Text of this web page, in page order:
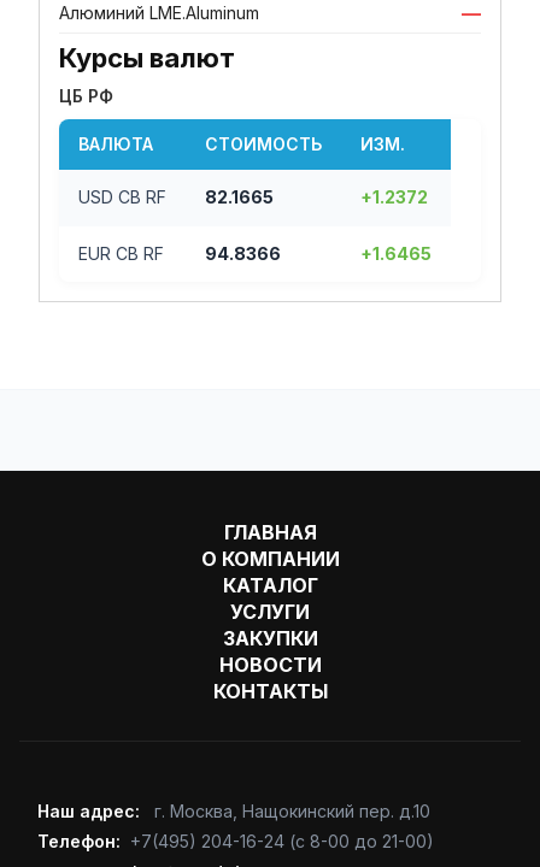
Алюминий LME.Aluminum —
Курсы валют
ЦБ РФ
ВАЛЮТА СТОИМОСТЬ ИЗМ.
USD CB RF 82.1665 +1.2372
EUR CB RF 94.8366 +1.6465
ГЛАВНАЯ
О КОМПАНИИ
КАТАЛОГ
УСЛУГИ
ЗАКУПКИ
НОВОСТИ
КОНТАКТЫ
Наш адрес: г. Москва Нащокинский пер. д.10
Телефон: +7(495) 204-16-24 (с 8-00 до 21-00)